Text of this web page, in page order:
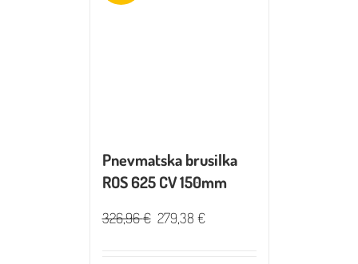
Pnevmatska brusilka
ROS 625 CV 150mm
326,96€ 279,38 €